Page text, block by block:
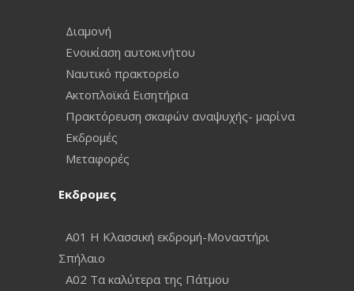
Διαμονή
Ενοικίαση αυτοκινήτου
Ναυτικό πρακτορείο
Ακτοπλοϊκά Εισητήρια
Πρακτόρευση σκαφών αναψυχής- μαρίνα
Εκδρομές
Μεταφορές
Εκδρομες
A01 Η Κλασσική εκδρομή-Μοναστήρι
Σπήλαιο
A02 Τα καλύτερα της Πάτμου